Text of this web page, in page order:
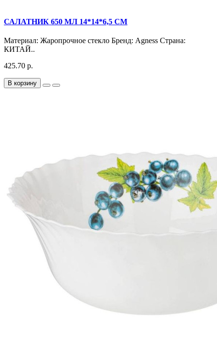
САЛАТНИК 650 МЛ 14*14*6,5 СМ
Материал: Жаропрочное стекло Бренд: Agness Страна:
КИТАЙ..
425.70 р.
В корзину